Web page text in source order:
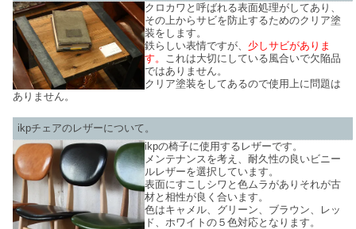
クロカワと呼ばれる表面処理がしてあり、
その上からサビを防止するためのクリア塗
装をします。
鉄らしい表情ですが、 少しサビがありま
す。
これは大切にしている風合いで欠陥品
ではありません。
クリア塗装をしてあるので使用上に問題は
ありません。
ikpチェアのレザーについて。
ikpの椅子に使用するレザーです。
メンテナンスを考え、耐久性の良いビニー
ルレザーを選択しています。
表面にすこしシワと色ムラがありそれが古
材と相性が良く合います。
色はキャメル、グリーン、ブラウン、レッ
ド、ホワイトの５色対応となります。